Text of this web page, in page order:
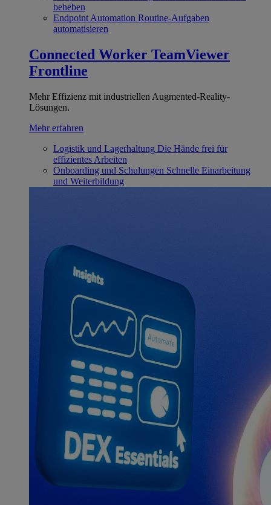
beheben
Endpoint Automation Routine-Aufgaben
automatisieren
Connected Worker TeamViewer
Frontline
Mehr Effizienz mit industriellen Augmented-Reality-
Lösungen.
Mehr erfahren
Logistik und Lagerhaltung Die Hände frei für
effizientes Arbeiten
Onboarding und Schulungen Schnelle Einarbeitung
und Weiterbildung